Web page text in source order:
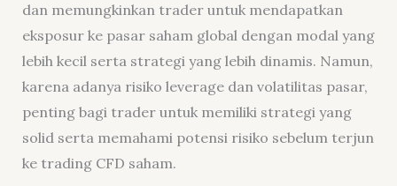
dan memungkinkan trader untuk mendapatkan
eksposur ke pasar saham global dengan modal yang
lebih kecil serta strategi yang lebih dinamis. Namun,
karena adanya risiko leverage dan volatilitas pasar,
penting bagi trader untuk memiliki strategi yang
solid serta memahami potensi risiko sebelum terjun
ke trading CFD saham.